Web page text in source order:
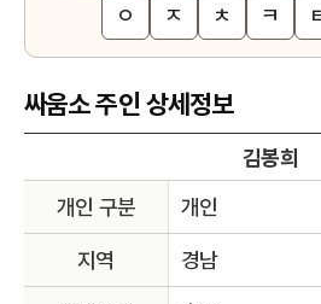
ㅇ
ㅈ ㅊ ㅋ
싸움소 주인 상세정보
김봉희
개인 구분
개인
지역 경남